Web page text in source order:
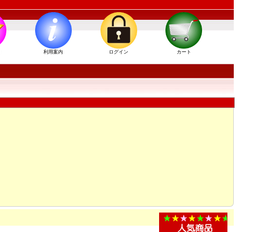
利用案内 ログイン カート